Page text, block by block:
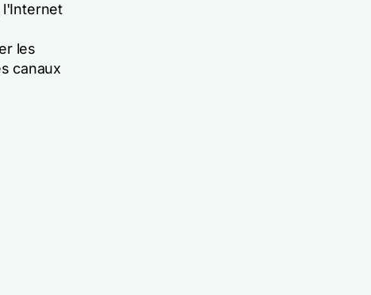
l'Internet
les
canaux